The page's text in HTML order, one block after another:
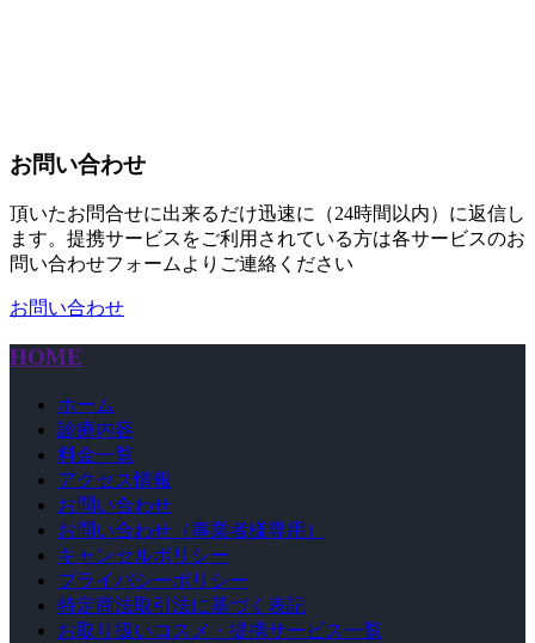
お問い合わせ
頂いたお問合せに出来るだけ迅速に（24時間以内）に返信し
ます。提携サービスをご利用されている方は各サービスのお
問い合わせフォームよりご連絡ください
お問い合わせ
HOME
ホーム
診療内容
料金一覧
アクセス情報
お問い合わせ
お問い合わせ（事業者様専用）
キャンセルポリシー
プライバシーポリシー
特定商法取引法に基づく表記
お取り扱いコスメ・提携サービス一覧